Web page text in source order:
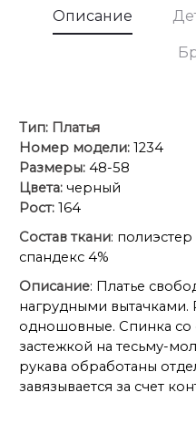
Описание
Тип: Платья
Номер модели: 1234
Размеры: 48-58
Цвета: черный
Рост: 164
Состав ткани: полиэстер
спандекс 4%
Описание: Платье
нагрудными вытачками.
одношовные. Спинка
застежкой на тесьму-
рукава обработаны
завязывается за счет